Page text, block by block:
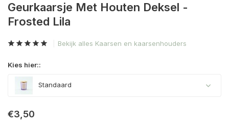
Geurkaarsje Met Houten Deksel -
Frosted Lila
Bekijk alles Kaarsen en kaarsenhouders
Kies hier::
Standaard
€3,50